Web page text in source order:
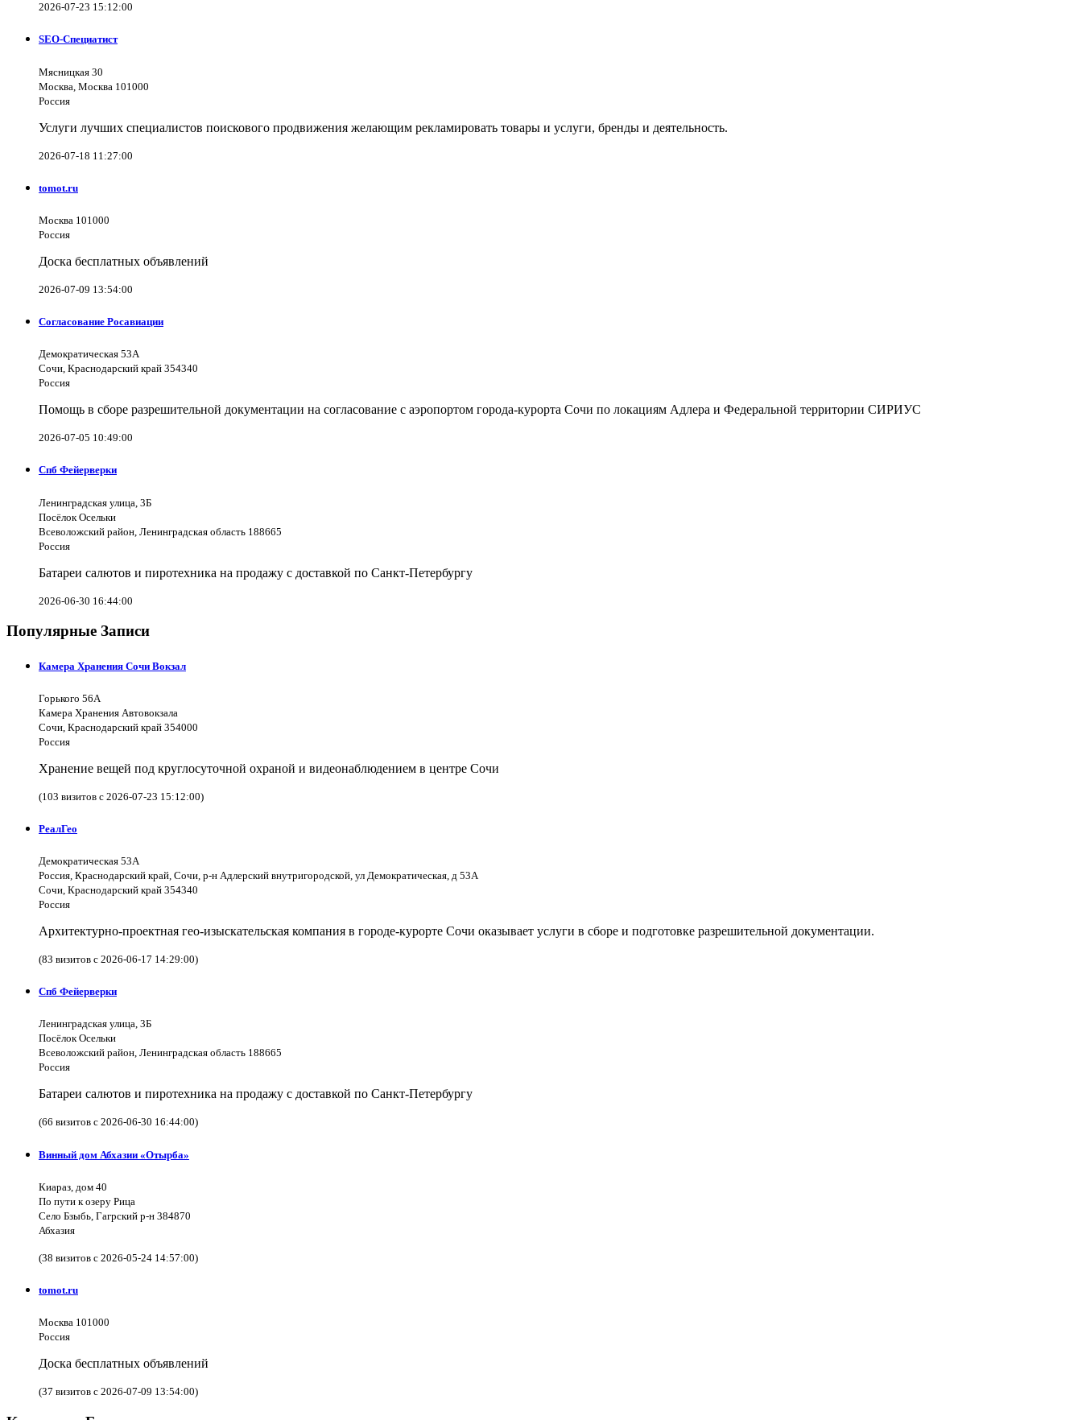
2026-07-23 15:12:00
SEO-Специатист
Мясницкая 30
Москва, Москва 101000
Россия
Услуги лучших специалистов поискового продвижения желающим рекламировать товары и услуги, бренды и деятельность.
2026-07-18 11:27:00
tomot.ru
Москва 101000
Россия
Доска бесплатных объявлений
2026-07-09 13:54:00
Согласование Росавиации
Демократическая 53А
Сочи, Краснодарский край 354340
Россия
Помощь в сборе разрешительной документации на согласование с аэропортом города-курорта Сочи по локациям Адлера и Федеральной территории СИРИУС
2026-07-05 10:49:00
Спб Фейерверки
Ленинградская улица, 3Б
Посёлок Осельки
Всеволожский район, Ленинградская область 188665
Россия
Батареи салютов и пиротехника на продажу с доставкой по Санкт-Петербургу
2026-06-30 16:44:00
Популярные Записи
Камера Хранения Сочи Вокзал
Горького 56А
Камера Хранения Автовокзала
Сочи, Краснодарский край 354000
Россия
Хранение вещей под круглосуточной охраной и видеонаблюдением в центре Сочи
(103 визитов с 2026-07-23 15:12:00)
РеалГео
Демократическая 53А
Россия, Краснодарский край, Сочи, р-н Адлерский внутригородской, ул Демократическая, д 53А
Сочи, Краснодарский край 354340
Россия
Архитектурно-проектная гео-изыскательская компания в городе-курорте Сочи оказывает услуги в сборе и подготовке разрешительной документации.
(83 визитов с 2026-06-17 14:29:00)
Спб Фейерверки
Ленинградская улица, 3Б
Посёлок Осельки
Всеволожский район, Ленинградская область 188665
Россия
Батареи салютов и пиротехника на продажу с доставкой по Санкт-Петербургу
(66 визитов с 2026-06-30 16:44:00)
Винный дом Абхазии «Отырба»
Киараз, дом 40
По пути к озеру Рица
Село Бзыбь, Гагрский р-н 384870
Абхазия
(38 визитов с 2026-05-24 14:57:00)
tomot.ru
Москва 101000
Россия
Доска бесплатных объявлений
(37 визитов с 2026-07-09 13:54:00)